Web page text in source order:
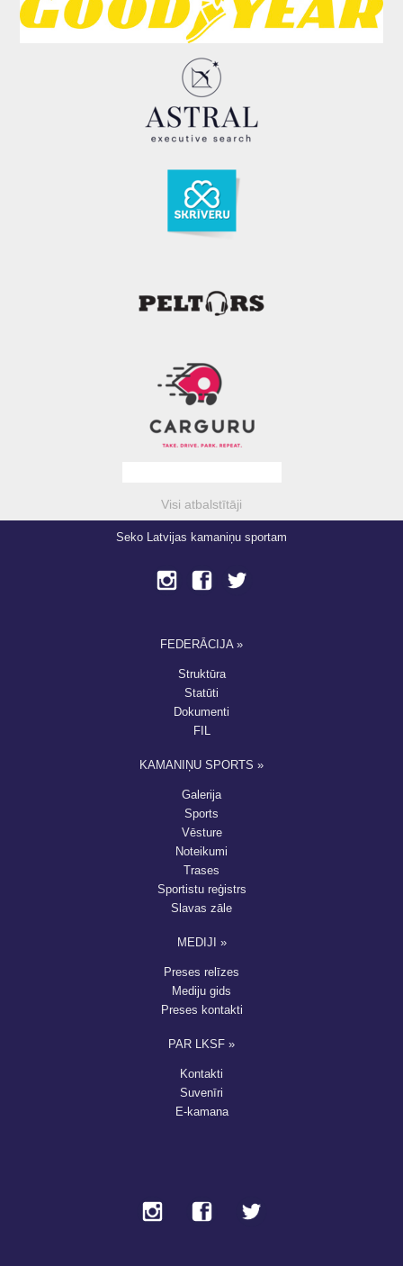
Visi atbalstītāji
Seko Latvijas kamaniņu sportam
FEDERĀCIJA »
Struktūra
Statūti
Dokumenti
FIL
KAMANIŅU SPORTS »
Galerija
Sports
Vēsture
Noteikumi
Trases
Sportistu reģistrs
Slavas zāle
MEDIJI »
Preses relīzes
Mediju gids
Preses kontakti
PAR LKSF »
Kontakti
Suvenīri
E-kamana